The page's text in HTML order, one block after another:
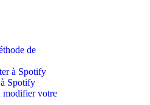
de
à Spotify
Spotify
modifier votre